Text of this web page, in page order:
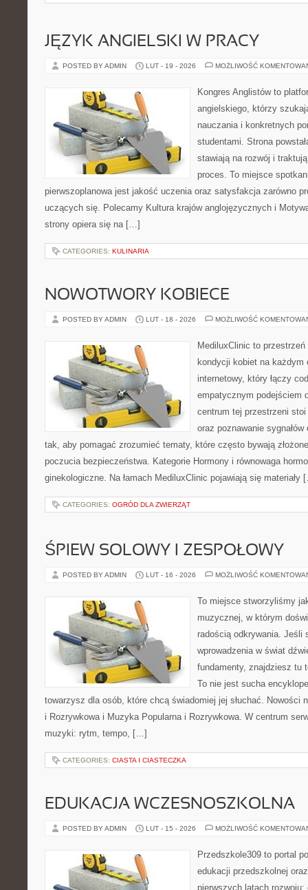
JĘZYK ANGIELSKI W PRACY
POSTED BY ADMIN LUT - 19 - 2026 MOŻLIWOŚĆ
Kongres Anglistów to
angielskiego, którzy
nauczania i konkretnych
studentami. Strona
stawiają na rozwój i
proces. To miejsce
pierwszoplanowa jest jakość uczenia oraz satysfakcja zarówno
uczących się. Polecamy Kultura krajów anglojęzycznych i
strony opiera się na […]
CATEGORIES: KULINARIA
NOWOTWORY KOBIECE
POSTED BY ADMIN LUT - 18 - 2026 MOŻLIWOŚĆ
MediluxClinic to
kondycji kobiet na każdym
internetowy, który łączy
empatycznym podejściem
centrum tej przestrzeni
oraz poznawanie
tak, aby pomagać zrozumieć tematy, które często bywają
poczucia bezpieczeństwa. Kategorie Hormony i równowaga
ginekologiczne. Na łamach MediluxClinic pojawiają się materiały
CATEGORIES: OGRÓD DLA ZWIERZĄT
ŚPIEW SOLOWY I ZESPOŁOWY
POSTED BY ADMIN LUT - 16 - 2026 MOŻLIWOŚĆ
To miejsce stworzyliśmy
muzycznej, w którym
radością odkrywania. Jeśli
wprowadzenia w świat
fundamenty, znajdziesz tu
To nie jest sucha
towarzysz dla osób, które chcą świadomiej jej słuchać. Nowości
i Rozrywkowa i Muzyka Popularna i Rozrywkowa. W centrum
muzyki: rytm, tempo, […]
CATEGORIES: CIASTA I CIASTECZKA
EDUKACJA WCZESNOSZKOLNA
POSTED BY ADMIN LUT - 15 - 2026 MOŻLIWOŚĆ
Przedszkole309 to portal
edukacji przedszkolnej
pierwszych latach